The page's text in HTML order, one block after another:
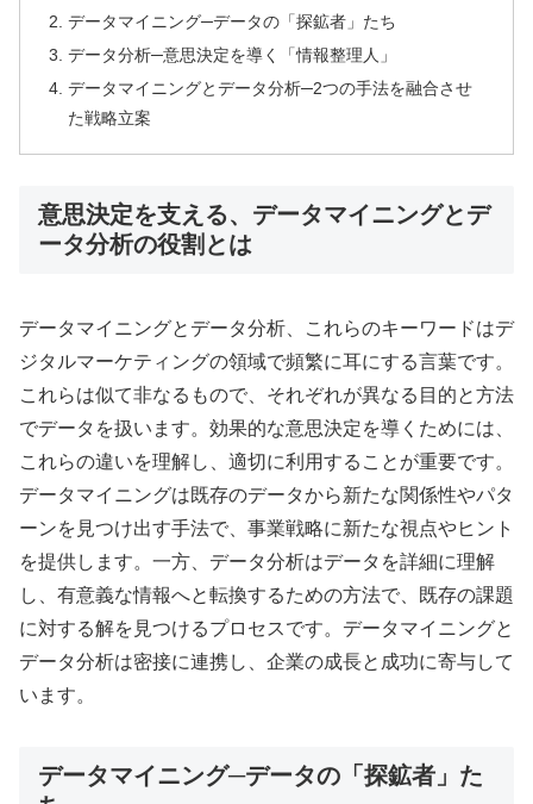
データマイニング─データの「探鉱者」たち
データ分析─意思決定を導く「情報整理人」
データマイニングとデータ分析─2つの手法を融合させ
た戦略立案
意思決定を支える、データマイニングとデ
ータ分析の役割とは
データマイニングとデータ分析、これらのキーワードはデ
ジタルマーケティングの領域で頻繁に耳にする言葉です。
これらは似て非なるもので、それぞれが異なる目的と方法
でデータを扱います。効果的な意思決定を導くためには、
これらの違いを理解し、適切に利用することが重要です。
データマイニングは既存のデータから新たな関係性やパタ
ーンを見つけ出す手法で、事業戦略に新たな視点やヒント
を提供します。一方、データ分析はデータを詳細に理解
し、有意義な情報へと転換するための方法で、既存の課題
に対する解を見つけるプロセスです。データマイニングと
データ分析は密接に連携し、企業の成長と成功に寄与して
います。
データマイニング─データの「探鉱者」た